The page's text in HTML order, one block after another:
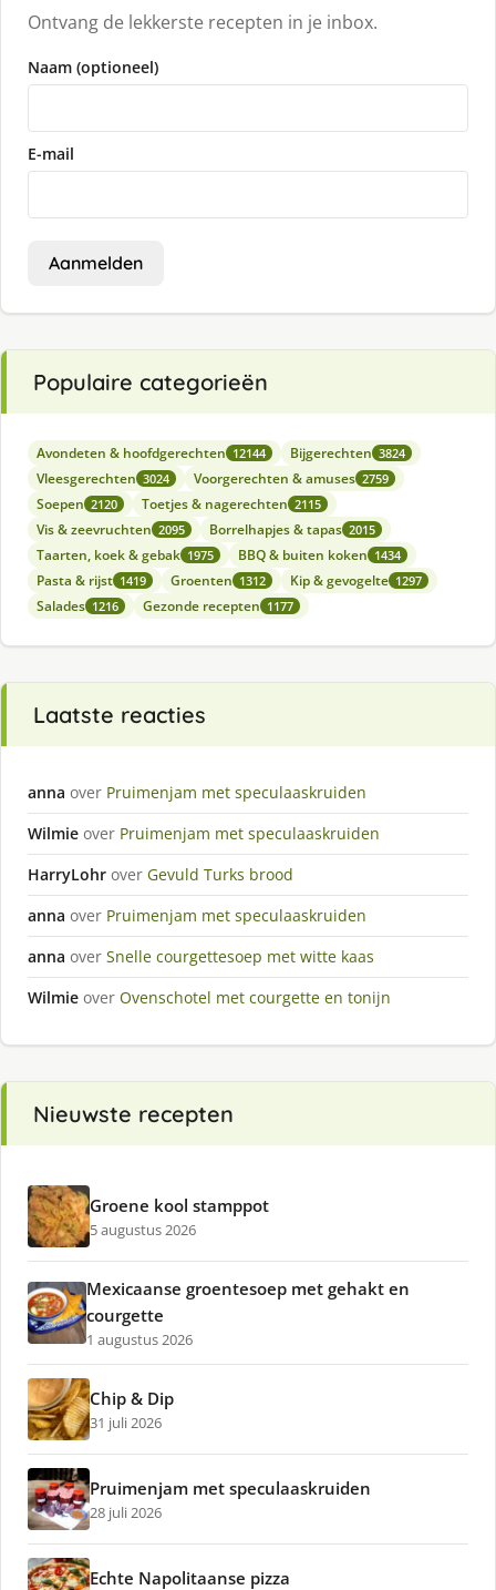
Ontvang de lekkerste recepten in je inbox.
Naam (optioneel)
E-mail
Aanmelden
Populaire categorieën
Avondeten & hoofdgerechten 12144 Bijgerechten 3824
Vleesgerechten 3024 Voorgerechten & amuses 2759
Soepen 2120 Toetjes & nagerechten 2115
Vis & zeevruchten 2095 Borrelhapjes & tapas 2015
Taarten, koek & gebak 1975 BBQ & buiten koken 1434
Pasta & rijst 1419 Groenten 1312 Kip & gevogelte 1297
Salades 1216 Gezonde recepten 1177
Laatste reacties
anna over Pruimenjam met speculaaskruiden
Wilmie over Pruimenjam met speculaaskruiden
HarryLohr over Gevuld Turks brood
anna over Pruimenjam met speculaaskruiden
anna over Snelle courgettesoep met witte kaas
Wilmie over Ovenschotel met courgette en tonijn
Nieuwste recepten
Groene kool stamppot
5 augustus 2026
Mexicaanse groentesoep met gehakt en
courgette
1 augustus 2026
Chip & Dip
31 juli 2026
Pruimenjam met speculaaskruiden
28 juli 2026
Echte Napolitaanse pizza